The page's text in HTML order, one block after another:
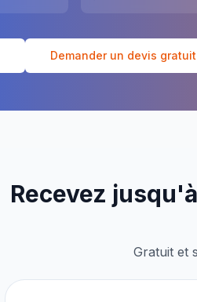
Demander un devis gratuit
Recevez
Gratuit et